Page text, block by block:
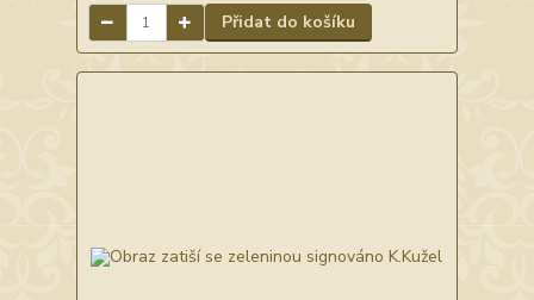
Přidat do košíku